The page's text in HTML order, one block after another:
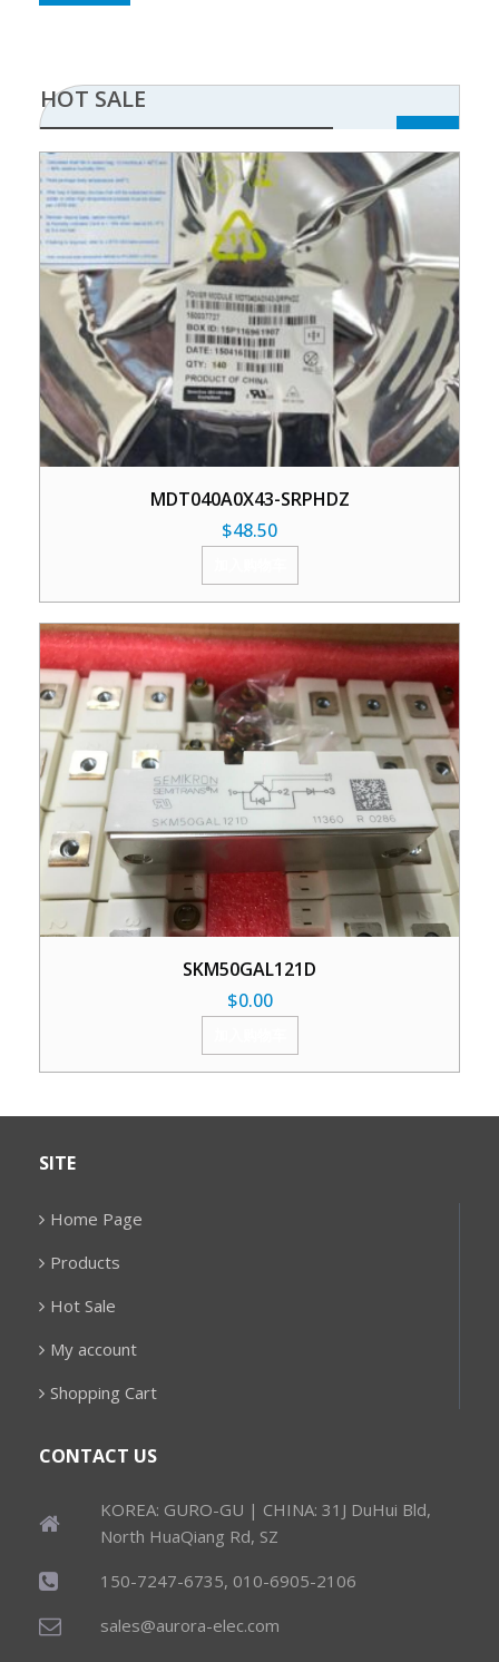
HOT SALE
MDT040A0X43-SRPHDZ
$48.50
SKM50GAL121D
$0.00
SITE
Home Page
Products
Hot Sale
My account
Shopping Cart
CONTACT US
KOREA: GURO-GU | CHINA: 31J DuHui Bld,
North HuaQiang Rd, SZ
150-7247-6735, 010-6905-2106
sales@aurora-elec.com